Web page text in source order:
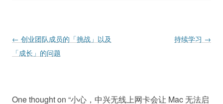
Post navigation
← 创业团队成员的「挑战」以及
「成长」的问题
持续学习 →
One thought on “小心，中兴无线上网卡会让 Mac 无法启